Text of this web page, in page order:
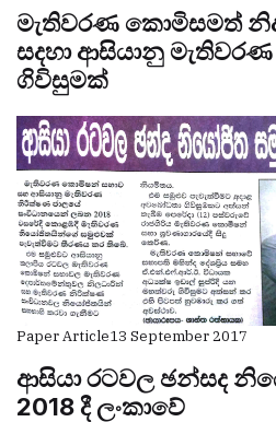
මැතිවරණ කොමිසමත්
සදහා ආසියානු
ගිවිසුමක්
Paper Article13 September 2017
ආසියා රටවල ඡන්සද
2018 දී ලංකාවේ